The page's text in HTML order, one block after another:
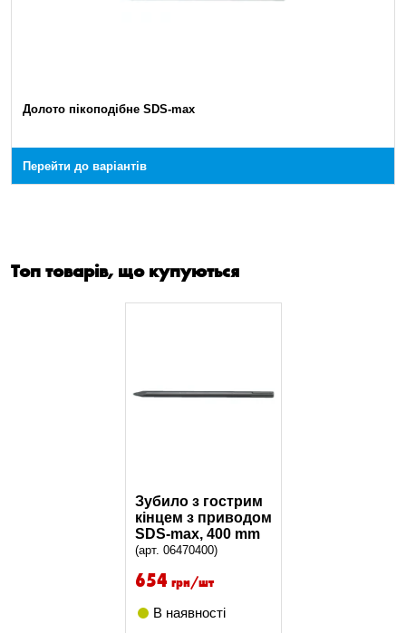
Долото пікоподібне SDS-max
Перейти до варіантів
Топ товарів, що купуються
Зубило з гострим
кінцем з приводом
SDS-max, 400 mm
(арт. 06470400)
654 грн/шт
В наявності